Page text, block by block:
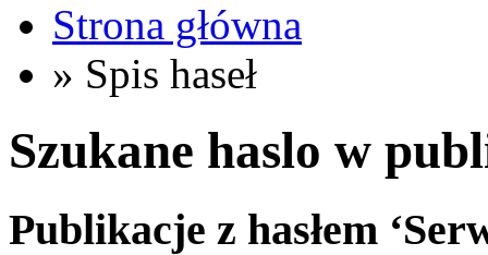
Strona główna
» Spis haseł
Szukane haslo w
Publikacje z hasłem